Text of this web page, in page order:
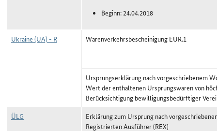
Beginn: 24.04.2018
Ukraine (UA) - R Warenverkehrsbescheinigung EUR.1
Ursprungserklärung nach vorgeschriebenem
Wert der enthaltenen Ursprungswaren von
Berücksichtigung bewilligungsbedürftiger
ÜLG
Erklärung zum Ursprung nach
Registrierten Ausführer (REX)